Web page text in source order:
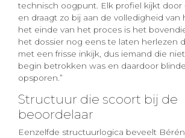
technisch oogpunt. Elk profiel kijkt door
en draagt zo bij aan de volledigheid van
het einde van het proces is het
het dossier nog eens te laten herlezen
met een frisse inkijk, dus iemand die
begin betrokken was en daardoor
opsporen.”
Structuur die scoort bij de
beoordelaar
Eenzelfde structuurlogica beveelt